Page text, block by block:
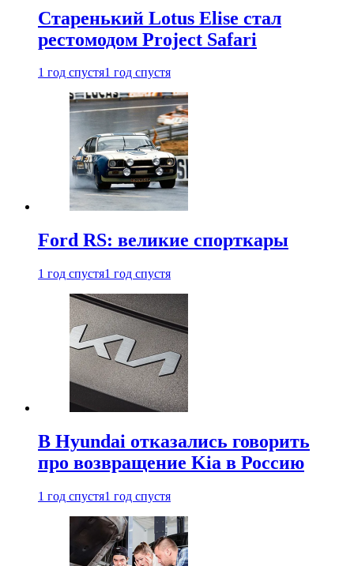
Старенький Lotus Elise стал
рестомодом Project Safari
1 год спустя1 год спустя
Ford RS: великие спорткары
1 год спустя1 год спустя
В Hyundai отказались говорить
про возвращение Kia в Россию
1 год спустя1 год спустя